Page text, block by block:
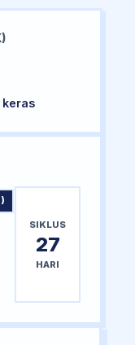
keras
SIKLUS
27
HARI